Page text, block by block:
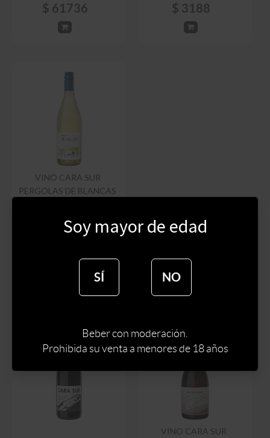
$ 61736 $ 3188
VINO CARA SUR
PERGOLAS DE BLANCAS
990
842
VINO CARA SUR
Soy mayor de edad
SÍ NO
Beber con moderación.
Prohibida su venta a menores de 18 años